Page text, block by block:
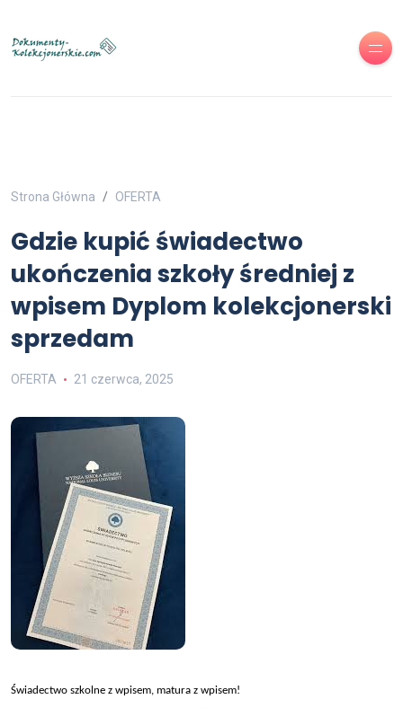
Strona Główna OFERTA
Gdzie kupić świadectwo
ukończenia szkoły średniej z
wpisem Dyplom kolekcjonerski
sprzedam
OFERTA 21 czerwca, 2025
Świadectwo szkolne z wpisem, matura z wpisem!